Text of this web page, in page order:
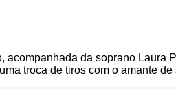
da soprano
troca de tiros com o amante